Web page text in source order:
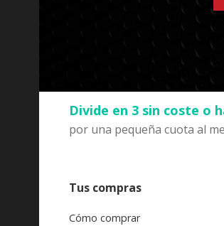
Divide en 3 sin coste o
por una pequeña cuota al
Tus compras
Cómo comprar